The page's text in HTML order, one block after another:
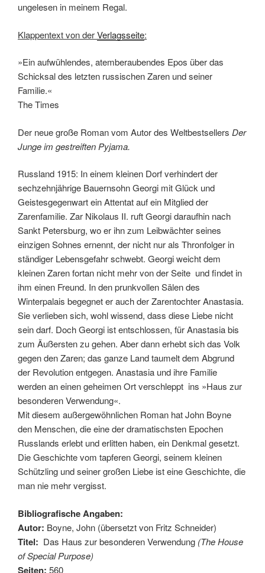
ungelesen in meinem Regal.
Klappentext von derVerlagsseite:
»Ein aufwühlendes, atemberaubendes Epos über das
Schicksal des letzten russischen Zaren und seiner
Familie.«
The Times
Der neue große Roman vom Autor des Weltbestsellers Der
Junge im gestreiften Pyjama.
Russland 1915: In einem kleinen Dorf verhindert der
sechzehnjährige Bauernsohn Georgi mit Glück und
Geistesgegenwart ein Attentat auf ein Mitglied der
Zarenfamilie. Zar Nikolaus II. ruft Georgi daraufhin nach
Sankt Petersburg, wo er ihn zum Leibwächter seines
einzigen Sohnes ernennt, der nicht nur als Thronfolger in
ständiger Lebensgefahr schwebt. Georgi weicht dem
kleinen Zaren fortan nicht mehr von der Seite  und findet in
ihm einen Freund. In den prunkvollen Sälen des
Winterpalais begegnet er auch der Zarentochter Anastasia.
Sie verlieben sich, wohl wissend, dass diese Liebe nicht
sein darf. Doch Georgi ist entschlossen, für Anastasia bis
zum Äußersten zu gehen. Aber dann erhebt sich das Volk
gegen den Zaren; das ganze Land taumelt dem Abgrund
der Revolution entgegen. Anastasia und ihre Familie
werden an einen geheimen Ort verschleppt  ins »Haus zur
besonderen Verwendung«.
Mit diesem außergewöhnlichen Roman hat John Boyne
den Menschen, die eine der dramatischsten Epochen
Russlands erlebt und erlitten haben, ein Denkmal gesetzt.
Die Geschichte vom tapferen Georgi, seinem kleinen
Schützling und seiner großen Liebe ist eine Geschichte, die
man nie mehr vergisst.
Bibliografische Angaben:
Autor: Boyne, John (übersetzt von Fritz Schneider)
Titel: Das Haus zur besonderen Verwendung (The House
of Special Purpose)
Seiten: 560